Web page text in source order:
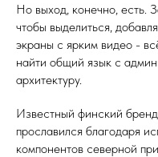
Но выход, конечно, есть.
чтобы выделиться,
экраны с ярким видео -
найти общий язык с
архитектуру.
Известный финский
прославился благодаря
компонентов северной